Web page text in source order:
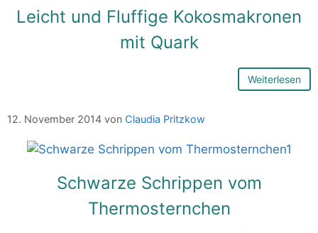
Leicht und Fluffige Kokosmakronen
mit Quark
Weiterlesen
12. November 2014 von Claudia Pritzkow
Schwarze Schrippen vom
Thermosternchen